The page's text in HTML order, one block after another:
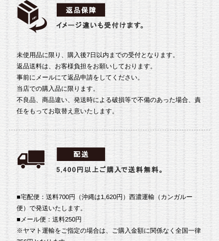
未使用品に限り、購入後7日以内までの受付となります。
返品送料は、お客様負担をお願いしております。
事前にメールにて返品申請をしてください。
当店での購入品に限ります。
不良品、商品違い、発送時による破損等で不備のあった場合、責
任をもってお取替え意いたします。
■宅配便：送料700円（沖縄は1,620円）西濃運輸（カンガルー
便）で発送いたします。
■メール便：送料250円
※ヤマト運輸をご指定の場合は、ご購入金額に関係なく全国一律